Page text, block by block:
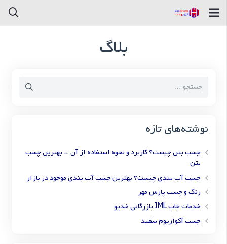
بلاگ
جستجو
نوشته‌های تازه
چسب بتن چیست؟ کاربرد و نحوه استفاده از آن – بهترین چسب
بتن
چسب آب بندی چیست؟ بهترین چسب آب بندی موجود در بازار
رنگ و چسب پارس مهر
خدمات چاپ IML بازرگانی خدیو
چسب آکواریوم سفید